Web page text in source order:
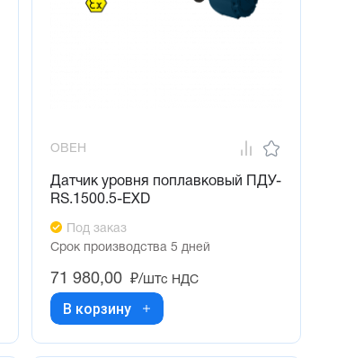
ОВЕН
Датчик уровня поплавковый ПДУ-
RS.1500.5-ЕХD
Под заказ
Срок производства 5 дней
71 980,00 ₽/штс НДС
В корзину